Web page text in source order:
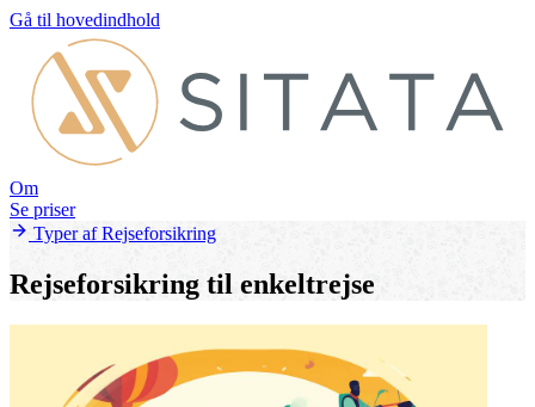
Gå til hovedindhold
Om
Se priser
Typer af Rejseforsikring
Rejseforsikring til enkeltrejse